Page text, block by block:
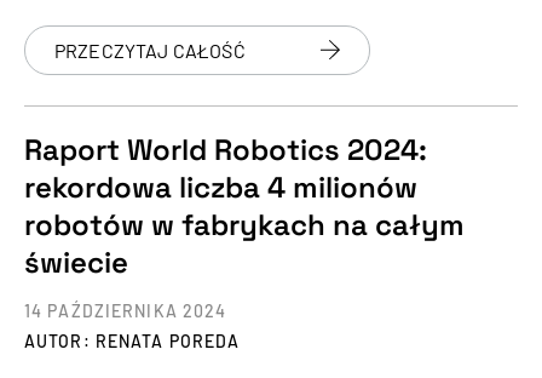
PRZECZYTAJ CAŁOŚĆ
Raport World Robotics 2024:
rekordowa liczba 4 milionów
robotów w fabrykach na całym
świecie
AUTOR: RENATA POREDA
14 PAŹDZIERNIKA 2024